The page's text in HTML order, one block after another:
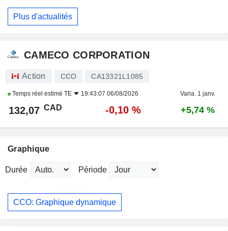
Plus d'actualités
CAMECO CORPORATION
Action CCO CA13321L1085
Temps réel estimé TE 19:43:07 06/08/2026 Varia. 1 janv.
132,07 CAD -0,10 % +5,74 %
Graphique
Durée Période
CCO: Graphique dynamique